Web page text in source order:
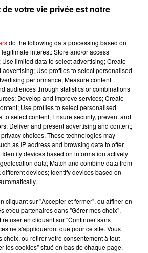
vos places pour le
Marché Gourmand 2026
Duel - Gagnez vos entrées
l'un des zoos de nos
!
Vacances - Gagnez
séjour en famille au cœur
la...
Vacances : inscrivez-
!
votre vie privée est notre
do the following data processing based on
interest: Store and/or access
limited data to select advertising; Create
Use profiles to select personalised
performance; Measure content
audiences through statistics or combinations
Develop and improve services; Create
Use profiles to select personalised
to select content; Ensure security, prevent and
Deliver and present advertising and content;
choices. These technologies may
as IP address and browsing data to offer
devices based on information actively
data; Match and combine data from
devices; Identify devices based on
cliquant sur "Accepter et fermer", ou affiner en
et/ou partenaires dans "Gérer mes choix".
en cliquant sur "Continuer sans
ne s'appliqueront que pour ce site. Vous
choix, ou retirer votre consentement à tout
les cookies" situé en bas de chaque page.